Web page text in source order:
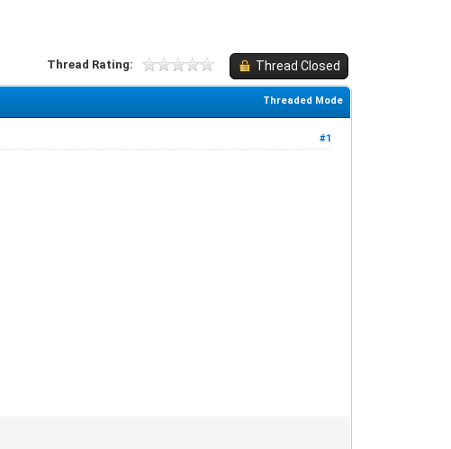
Thread Closed
Thread Rating:
Threaded Mode
#1